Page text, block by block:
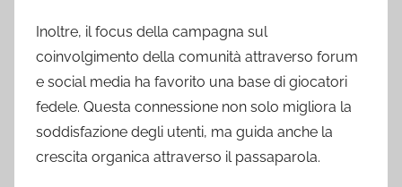
Inoltre, il focus della campagna sul
coinvolgimento della comunità attraverso forum
e social media ha favorito una base di giocatori
fedele. Questa connessione non solo migliora la
soddisfazione degli utenti, ma guida anche la
crescita organica attraverso il passaparola.